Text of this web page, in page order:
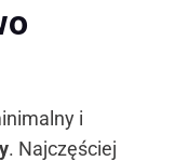
i
. Najczęściej